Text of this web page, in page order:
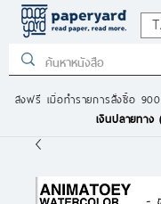
ส่งฟรี เมื่อทำรายการสั่งซื้อ
เงินปลายทาง